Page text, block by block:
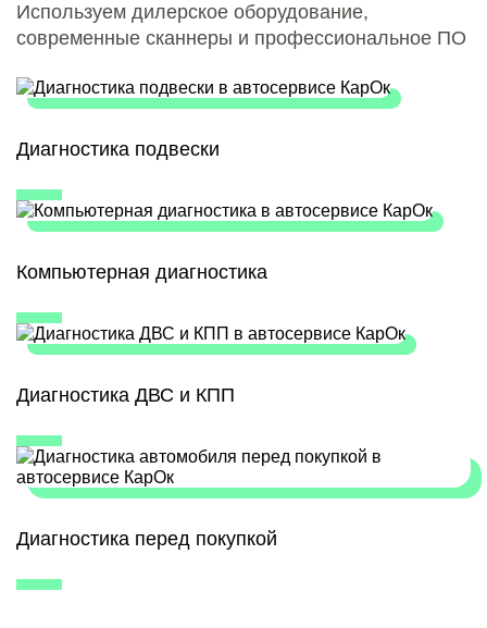
Используем дилерское оборудование,
современные сканнеры и профессиональное ПО
Диагностика подвески
Компьютерная диагностика
Диагностика ДВС и КПП
Диагностика перед покупкой